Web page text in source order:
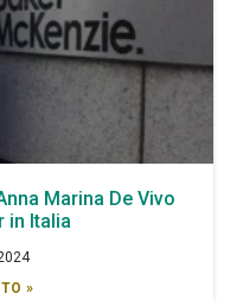
Marina De Vivo
in Italia
»